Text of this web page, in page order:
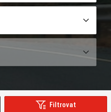
Filtrovat